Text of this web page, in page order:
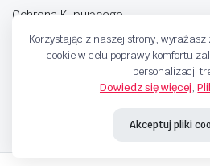
Ochrona Kupującego
Korzystając z naszej strony,
cookie w celu poprawy komfortu
personalizacji
Dowiedz się więcej,
Akceptuj pliki